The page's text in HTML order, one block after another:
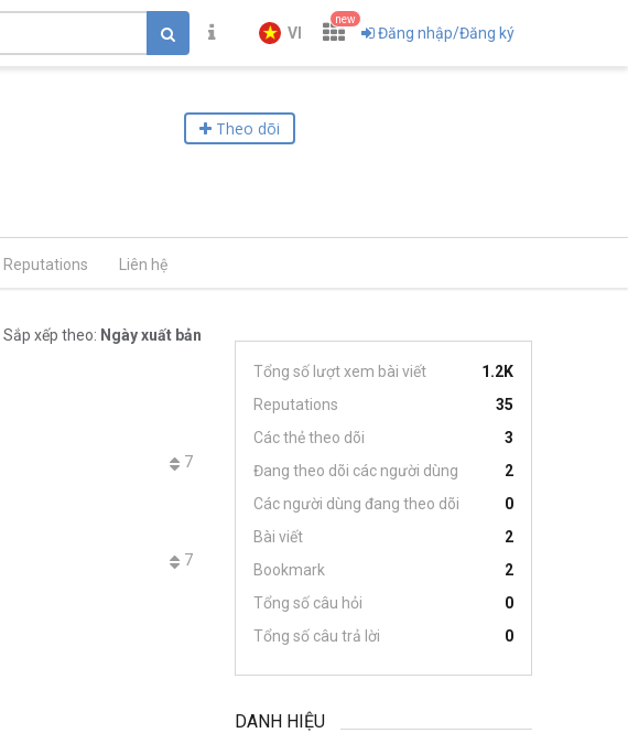
VI
new
Đăng nhập/Đăng ký
Theo dõi
Reputations Liên hệ
Sắp xếp theo: Ngày xuất bản
7
7
Tổng số lượt xem bài viết
1.2K
Reputations
35
Các thẻ theo dõi
3
Đang theo dõi các người dùng
2
Các người dùng đang theo dõi
0
Bài viết
2
Bookmark
2
Tổng số câu hỏi
0
Tổng số câu trả lời
0
DANH HIỆU